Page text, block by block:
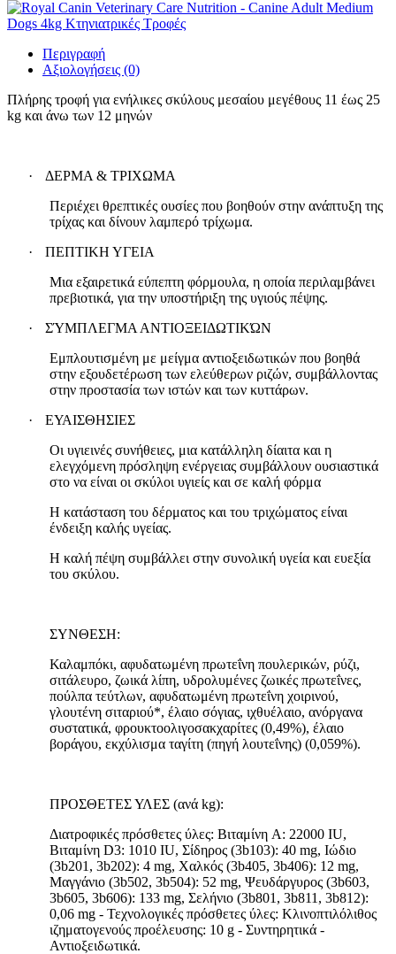
Περιγραφή
Αξιολογήσεις (0)
Πλήρης τροφή για ενήλικες σκύλους μεσαίου μεγέθους 11 έως 25
kg και άνω των 12 μηνών
·
ΔΕΡΜΑ & ΤΡΙΧΩΜΑ
Περιέχει θρεπτικές ουσίες που βοηθούν στην ανάπτυξη της
τρίχας και δίνουν λαμπερό τρίχωμα.
·
ΠΕΠΤΙΚΗ ΥΓΕΙΑ
Μια εξαιρετικά εύπεπτη φόρμουλα, η οποία περιλαμβάνει
πρεβιοτικά, για την υποστήριξη της υγιούς πέψης.
·
ΣΎΜΠΛΕΓΜΑ ΑΝΤΙΟΞΕΙΔΩΤΙΚΏΝ
Εμπλουτισμένη με μείγμα αντιοξειδωτικών που βοηθά
στην εξουδετέρωση των ελεύθερων ριζών, συμβάλλοντας
στην προστασία των ιστών και των κυττάρων.
·
ΕΥΑΙΣΘΗΣΙΕΣ
Οι υγιεινές συνήθειες, μια κατάλληλη δίαιτα και η
ελεγχόμενη πρόσληψη ενέργειας συμβάλλουν ουσιαστικά
στο να είναι οι σκύλοι υγιείς και σε καλή φόρμα
Η κατάσταση του δέρματος και του τριχώματος είναι
ένδειξη καλής υγείας.
Η καλή πέψη συμβάλλει στην συνολική υγεία και ευεξία
του σκύλου.
ΣΥΝΘΕΣΗ:
Καλαμπόκι, αφυδατωμένη πρωτεΐνη πουλερικών, ρύζι,
σιτάλευρο, ζωικά λίπη, υδρολυμένες ζωικές πρωτεΐνες,
πούλπα τεύτλων, αφυδατωμένη πρωτεΐνη χοιρινού,
γλουτένη σιταριού*, έλαιο σόγιας, ιχθυέλαιο, ανόργανα
συστατικά, φρουκτοολιγοσακχαρίτες (0,49%), έλαιο
βοράγου, εκχύλισμα ταγίτη (πηγή λουτεΐνης) (0,059%).
ΠΡΟΣΘΕΤΕΣ ΥΛΕΣ (ανά kg):
Διατροφικές πρόσθετες ύλες: Βιταμίνη A: 22000 IU,
Βιταμίνη D3: 1010 IU, Σίδηρος (3b103): 40 mg, Ιώδιο
(3b201, 3b202): 4 mg, Χαλκός (3b405, 3b406): 12 mg,
Μαγγάνιο (3b502, 3b504): 52 mg, Ψευδάργυρος (3b603,
3b605, 3b606): 133 mg, Σελήνιο (3b801, 3b811, 3b812):
0,06 mg - Τεχνολογικές πρόσθετες ύλες: Κλινοπτιλόλιθος
ιζηματογενούς προέλευσης: 10 g - Συντηρητικά -
Αντιοξειδωτικά.